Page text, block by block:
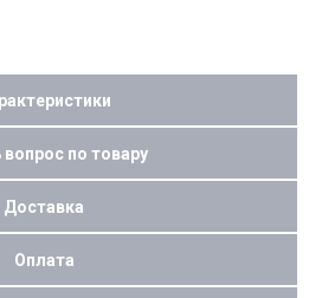
по товару
Доставка
Оплата